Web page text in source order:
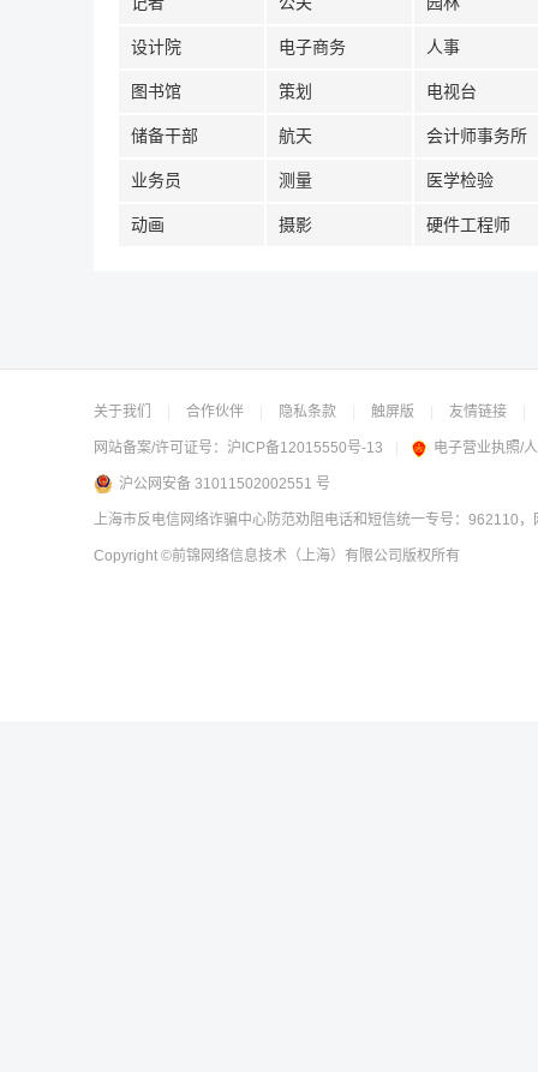
设计院 电子商务 人事
图书馆 策划 电视台
储备干部 航天 会计师事务所
业务员 测量 医学检验
动画 摄影 硬件工程师
关于我们 合作伙伴 隐私条款 触屏版 友情链接
网站备案/许可证号： 沪ICP备12015550号-13 电子营业执照/
沪公网安备 31011502002551 号
上海市反电信网络诈骗中心防范劝阻电话和短信统一专号：962110
Copyright ©前锦网络信息技术（上海）有限公司 版权所有